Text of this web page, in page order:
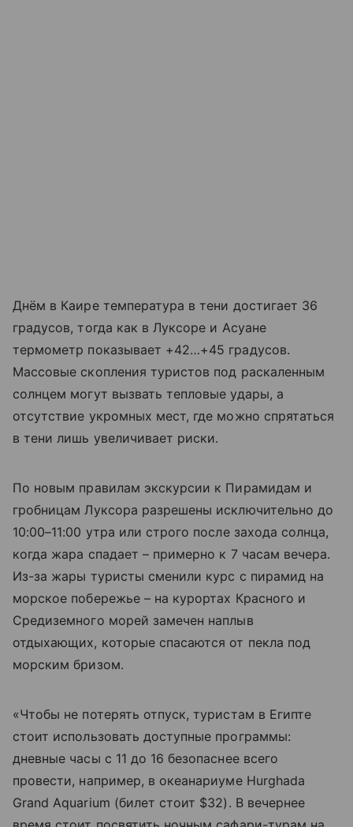
Днём в Каире температура в тени достигает 36
градусов, тогда как в Луксоре и Асуане
термометр показывает +42…+45 градусов.
Массовые скопления туристов под раскаленным
солнцем могут вызвать тепловые удары, а
отсутствие укромных мест, где можно спрятаться
в тени лишь увеличивает риски.
По новым правилам экскурсии к Пирамидам и
гробницам Луксора разрешены исключительно до
10:00–11:00 утра или строго после захода солнца,
когда жара спадает – примерно к 7 часам вечера.
Из-за жары туристы сменили курс с пирамид на
морское побережье – на курортах Красного и
Средиземного морей замечен наплыв
отдыхающих, которые спасаются от пекла под
морским бризом.
«Чтобы не потерять отпуск, туристам в Египте
стоит использовать доступные программы:
дневные часы с 11 до 16 безопаснее всего
провести, например, в океанариуме Hurghada
Grand Aquarium (билет стоит $32). В вечернее